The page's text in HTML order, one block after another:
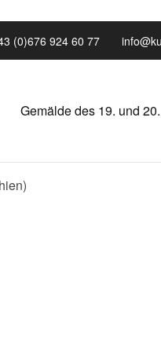
(0)676 924 60 77
Gemälde des 19. und